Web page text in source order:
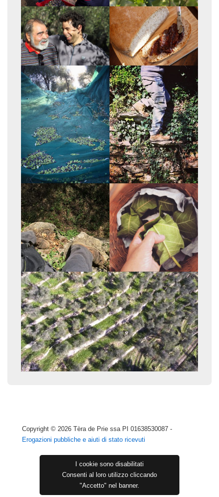
Copyright © 2026 Tèra de Prie ssa PI 01638530087 -
Erogazioni pubbliche e aiuti di stato ricevuti
I cookie sono disabilitati
Consenti al loro utilizzo cliccando
"Accetto" nel banner.